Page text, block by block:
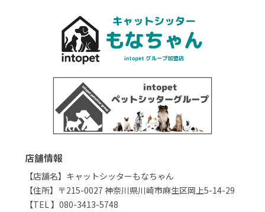
店舗情報
【店舗名】キャットシッターもなちゃん
【住所】〒215-0027 神奈川県川崎市麻生区岡上5-14-29
【TEL 】080-3413-5748